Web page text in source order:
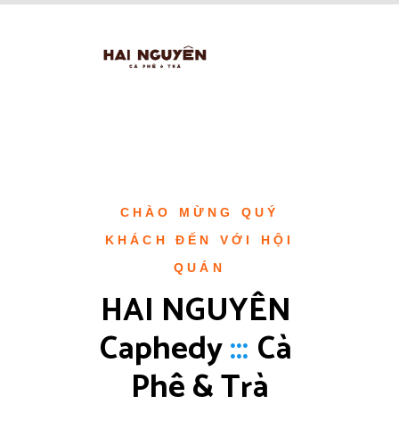
CHÀO MỪNG QUÝ
KHÁCH ĐẾN VỚI HỘI
QUÁN
HAI NGUYÊN
Caphedy ::: Cà
Phê & Trà